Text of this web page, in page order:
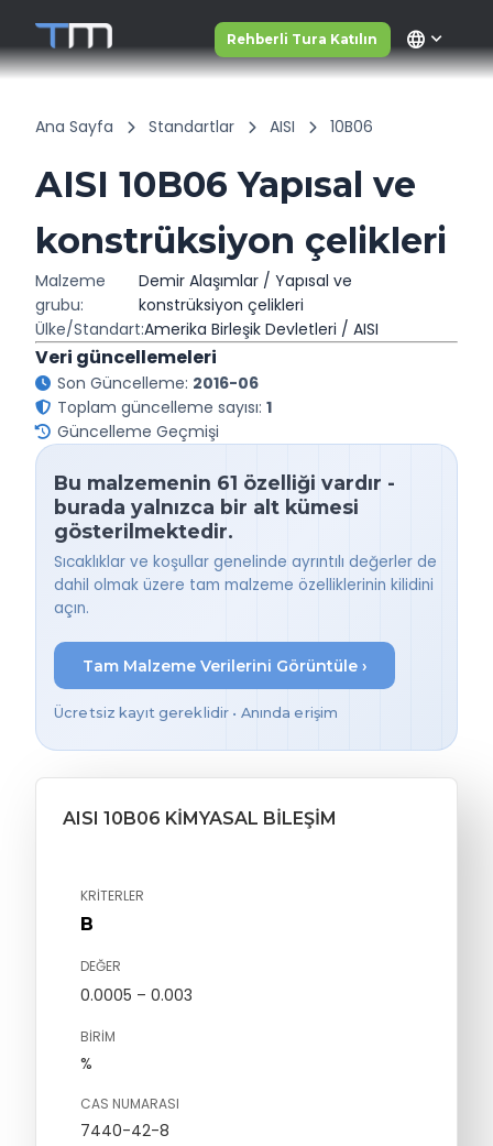
Rehberli Tura Katılın language
Ana Sayfa Standartlar AISI 10B06
AISI 10B06 Yapısal ve
konstrüksiyon çelikleri
Malzeme
grubu:
Demir Alaşımlar / Yapısal ve
konstrüksiyon çelikleri
Ülke/Standart:Amerika Birleşik Devletleri / AISI
Veri güncellemeleri
Son Güncelleme: 2016-06
Toplam güncelleme sayısı: 1
Güncelleme Geçmişi
Bu malzemenin 61 özelliği vardır -
burada yalnızca bir alt kümesi
gösterilmektedir.
Sıcaklıklar ve koşullar genelinde ayrıntılı değerler de
dahil olmak üzere tam malzeme özelliklerinin kilidini
açın.
Tam Malzeme Verilerini Görüntüle ›
Ücretsiz kayıt gereklidir • Anında erişim
AISI 10B06 KIMYASAL BILEŞIM
KRITERLER
B
DEĞER
0.0005 – 0.003
BIRIM
%
CAS NUMARASI
7440-42-8